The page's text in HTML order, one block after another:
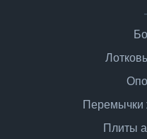
Перемычки
Плиты